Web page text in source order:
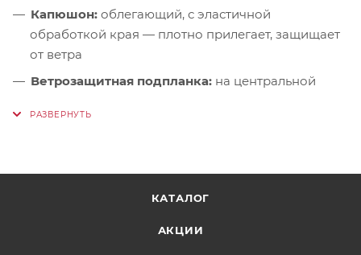
Капюшон: облегающий, с эластичной
обработкой края — плотно прилегает, защищает
от ветра
Ветрозащитная подпланка: на центральной
Компактная упаковка:складывается в
собственный карман или чехол
КАТАЛОГ
АКЦИИ